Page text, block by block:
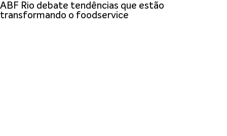
ABF Rio debate tendências que estão
transformando o foodservice